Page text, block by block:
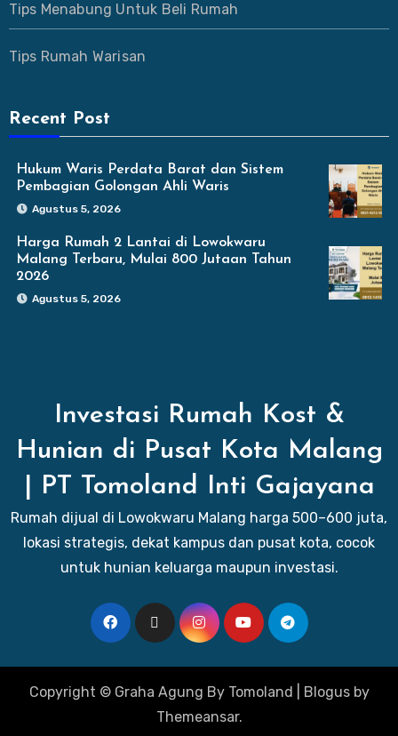
Tips Menabung Untuk Beli Rumah
Tips Rumah Warisan
Recent Post
Hukum Waris Perdata Barat dan Sistem
Pembagian Golongan Ahli Waris
Agustus 5, 2026
Harga Rumah 2 Lantai di Lowokwaru
Malang Terbaru, Mulai 800 Jutaan Tahun
2026
Agustus 5, 2026
Investasi Rumah Kost &
Hunian di Pusat Kota Malang
| PT Tomoland Inti Gajayana
Rumah dijual di Lowokwaru Malang harga 500–600 juta,
lokasi strategis, dekat kampus dan pusat kota, cocok
untuk hunian keluarga maupun investasi.
Copyright © Graha Agung By Tomoland Blogusby
Themeansar.